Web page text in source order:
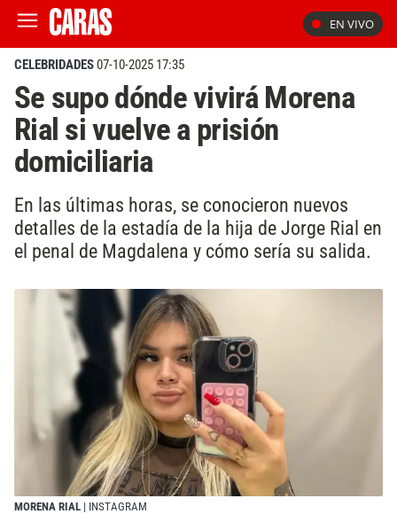
EN VIVO
CELEBRIDADES07-10-2025 17:35
Se supo dónde vivirá Morena
Rial si vuelve a prisión
domiciliaria
En las últimas horas, se conocieron nuevos
detalles de la estadía de la hija de Jorge Rial en
el penal de Magdalena y cómo sería su salida.
MORENA RIAL | INSTAGRAM